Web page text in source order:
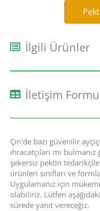
İlgili Ürünler
İletişim Formu
Çin'de bazı güvenilir
ihracatçıları mı
şekersiz pektin
ürünleri sınıfları ve
Uygulamanız için
olabiliriz. Lütfen
sürede yanıt vereceğiz.